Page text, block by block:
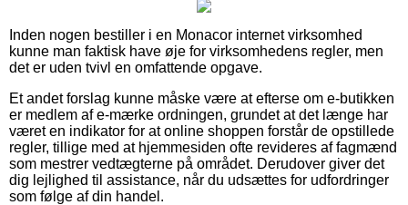
Inden nogen bestiller i en Monacor internet virksomhed
kunne man faktisk have øje for virksomhedens regler, men
det er uden tvivl en omfattende opgave.
Et andet forslag kunne måske være at efterse om e-butikken
er medlem af e-mærke ordningen, grundet at det længe har
været en indikator for at online shoppen forstår de opstillede
regler, tillige med at hjemmesiden ofte revideres af fagmænd
som mestrer vedtægterne på området. Derudover giver det
dig lejlighed til assistance, når du udsættes for udfordringer
som følge af din handel.